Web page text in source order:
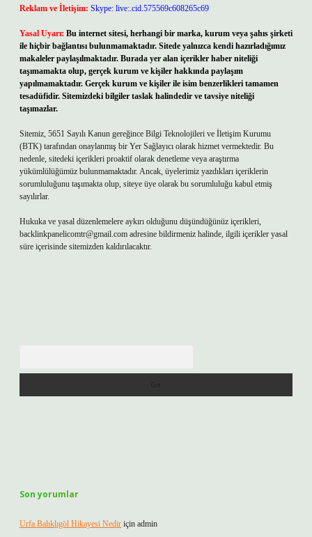
Reklam ve İletişim: Skype: live:.cid.575569c608265c69
Yasal Uyarı: Bu internet sitesi, herhangi bir marka, kurum veya şahıs şirketi
ile hiçbir bağlantısı bulunmamaktadır. Sitede yalnızca kendi hazırladığımız
makaleler paylaşılmaktadır. Burada yer alan içerikler haber niteliği
taşımamakta olup, gerçek kurum ve kişiler hakkında paylaşım
yapılmamaktadır. Gerçek kurum ve kişiler ile isim benzerlikleri tamamen
tesadüfidir. Sitemizdeki bilgiler taslak halindedir ve tavsiye niteliği
taşımazlar.
Sitemiz, 5651 Sayılı Kanun gereğince Bilgi Teknolojileri ve İletişim Kurumu
(BTK) tarafından onaylanmış bir Yer Sağlayıcı olarak hizmet vermektedir. Bu
nedenle, sitedeki içerikleri proaktif olarak denetleme veya araştırma
yükümlülüğümüz bulunmamaktadır. Ancak, üyelerimiz yazdıkları içeriklerin
sorumluluğunu taşımakta olup, siteye üye olarak bu sorumluluğu kabul etmiş
sayılırlar.
Hukuka ve yasal düzenlemelere aykırı olduğunu düşündüğünüz içerikleri,
backlinkpanelicomtr@gmail.com adresine bildirmeniz halinde, ilgili içerikler yasal
süre içerisinde sitemizden kaldırılacaktır.
Son yorumlar
Urfa Balıklıgöl Hikayesi Nedir için admin